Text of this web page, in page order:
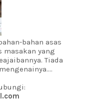
bahan asas
masakan yang
Tiada